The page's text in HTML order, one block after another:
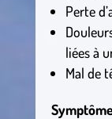
Perte
liées à
Mal de